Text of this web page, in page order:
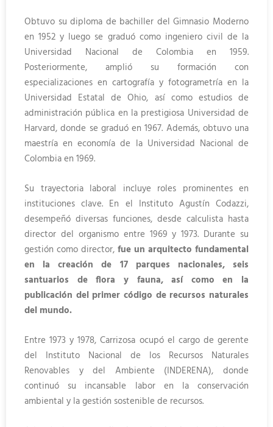
Obtuvo su diploma de bachiller del Gimnasio Moderno
en 1952 y luego se graduó como ingeniero civil de la
Universidad Nacional de Colombia en 1959.
Posteriormente, amplió su formación con
especializaciones en cartografía y fotogrametría en la
Universidad Estatal de Ohio, así como estudios de
administración pública en la prestigiosa Universidad de
Harvard, donde se graduó en 1967. Además, obtuvo una
maestría en economía de la Universidad Nacional de
Colombia en 1969.
Su trayectoria laboral incluye roles prominentes en
instituciones clave. En el Instituto Agustín Codazzi,
desempeñó diversas funciones, desde calculista hasta
director del organismo entre 1969 y 1973. Durante su
gestión como director, fue un arquitecto fundamental
en la creación de 17 parques nacionales, seis
santuarios de flora y fauna, así como en la
publicación del primer código de recursos naturales
del mundo.
Entre 1973 y 1978, Carrizosa ocupó el cargo de gerente
del Instituto Nacional de los Recursos Naturales
Renovables y del Ambiente (INDERENA), donde
continuó su incansable labor en la conservación
ambiental y la gestión sostenible de recursos.